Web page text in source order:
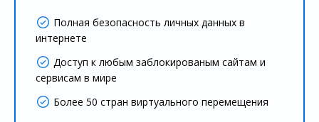
Полная безопасность личных данных в
интернете
Доступ к любым заблокированым сайтам и
сервисам в мире
Более 50 стран виртуального перемещения